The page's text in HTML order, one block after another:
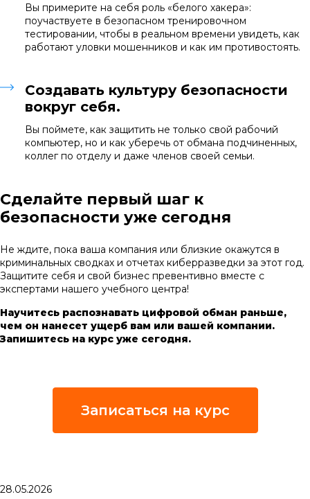
Вы примерите на себя роль «белого хакера»:
поучаствуете в безопасном тренировочном
тестировании, чтобы в реальном времени увидеть, как
работают уловки мошенников и как им противостоять.
Создавать культуру безопасности
вокруг себя.
Вы поймете, как защитить не только свой рабочий
компьютер, но и как уберечь от обмана подчиненных,
коллег по отделу и даже членов своей семьи.
Сделайте первый шаг к
безопасности уже сегодня
Не ждите, пока ваша компания или близкие окажутся в
криминальных сводках и отчетах киберразведки за этот год.
Защитите себя и свой бизнес превентивно вместе с
экспертами нашего учебного центра!
Научитесь распознавать цифровой обман раньше,
чем он нанесет ущерб вам или вашей компании.
Запишитесь на курс уже сегодня.
Записаться на курс
28.05.2026